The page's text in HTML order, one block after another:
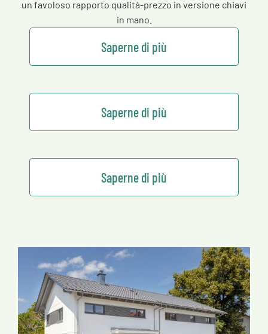
un favoloso rapporto qualità-prezzo in versione chiavi
in mano.
Saperne di più
Saperne di più
Saperne di più